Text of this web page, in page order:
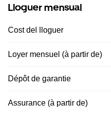
Lloguer mensual
Cost del lloguer
Loyer mensuel (à partir de)
Dépôt de garantie
Assurance (à partir de)